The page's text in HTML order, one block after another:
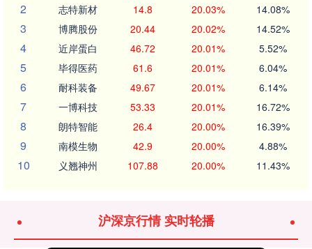
2 志特新材 14.8 20.03% 14.08%
3 博腾股份 20.44 20.02% 14.52%
4 近岸蛋白 46.72 20.01% 5.52%
5 毕得医药 61.6 20.01% 6.04%
6 耐科装备 49.67 20.01% 6.14%
7 一博科技 53.33 20.01% 16.72%
8 朗特智能 26.4 20.00% 16.39%
9 南模生物 42.9 20.00% 4.88%
10 义翘神州 107.88 20.00% 11.43%
沪深京行情 实时轮播